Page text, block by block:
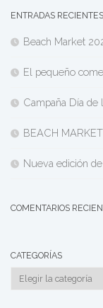
ENTRADAS RECIENTES
Beach Market
El pequeño
Campaña Día de
BEACH
Nueva edición
COMENTARIOS
CATEGORÍAS
Categorías